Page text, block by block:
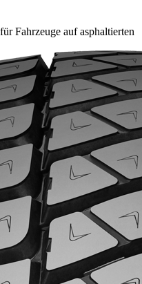
Fahrzeuge auf asphaltierten